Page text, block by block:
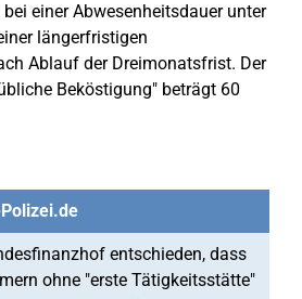
einer Abwesenheitsdauer unter
längerfristigen
Ablauf der Dreimonatsfrist. Der
Beköstigung" beträgt 60
entschieden, dass
ohne "erste Tätigkeitsstätte"